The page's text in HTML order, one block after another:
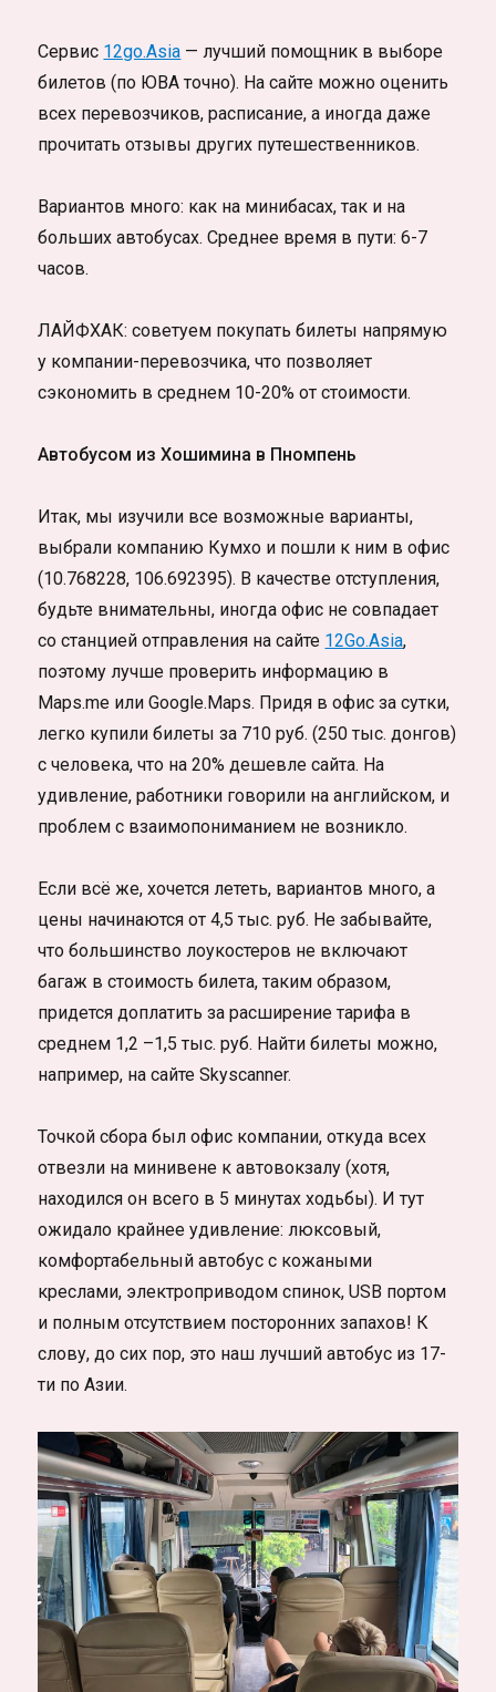
Сервис 12go.Asia — лучший помощник в выборе
билетов (по ЮВА точно). На сайте можно оценить
всех перевозчиков, расписание, а иногда даже
прочитать отзывы других путешественников.
Вариантов много: как на минибасах, так и на
больших автобусах. Среднее время в пути: 6-7
часов.
ЛАЙФХАК: советуем покупать билеты напрямую
у компании-перевозчика, что позволяет
сэкономить в среднем 10-20% от стоимости.
Автобусом из Хошимина в Пномпень
Итак, мы изучили все возможные варианты,
выбрали компанию Кумхо и пошли к ним в офис
(10.768228, 106.692395). В качестве отступления,
будьте внимательны, иногда офис не совпадает
со станцией отправления на сайте 12Go.Asia,
поэтому лучше проверить информацию в
Maps.me или Google.Maps. Придя в офис за сутки,
легко купили билеты за 710 руб. (250 тыс. донгов)
с человека, что на 20% дешевле сайта. На
удивление, работники говорили на английском, и
проблем с взаимопониманием не возникло.
Если всё же, хочется лететь, вариантов много, а
цены начинаются от 4,5 тыс. руб. Не забывайте,
что большинство лоукостеров не включают
багаж в стоимость билета, таким образом,
придется доплатить за расширение тарифа в
среднем 1,2 –1,5 тыс. руб. Найти билеты можно,
например, на сайте Skyscanner.
Точкой сбора был офис компании, откуда всех
отвезли на минивене к автовокзалу (хотя,
находился он всего в 5 минутах ходьбы). И тут
ожидало крайнее удивление: люксовый,
комфортабельный автобус с кожаными
креслами, электроприводом спинок, USB портом
и полным отсутствием посторонних запахов! К
слову, до сих пор, это наш лучший автобус из 17-
ти по Азии.